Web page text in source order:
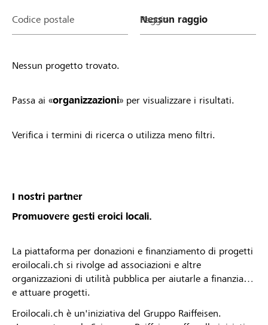
Codice postale Raggio
Nessun progetto trovato.
Passa ai «organizzazioni» per visualizzare i risultati.
Verifica i termini di ricerca o utilizza meno filtri.
I nostri partner
Promuovere gesti eroici locali.
La piattaforma per donazioni e finanziamento di progetti
eroilocali.ch si rivolge ad associazioni e altre
organizzazioni di utilità pubblica per aiutarle a finanziare
e attuare progetti.
Eroilocali.ch è un'iniziativa del Gruppo Raiffeisen.